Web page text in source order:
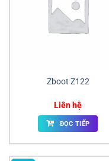
Zboot Z122
Liên hệ
ĐỌC TIẾP